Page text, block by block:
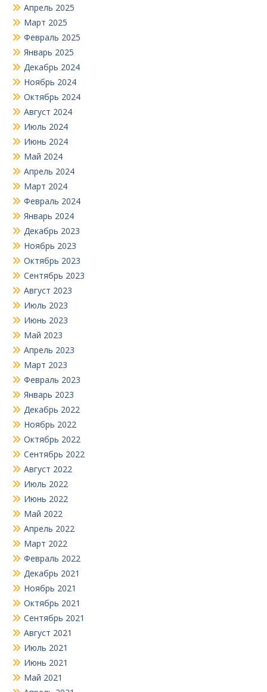
Апрель 2025
Март 2025
Февраль 2025
Январь 2025
Декабрь 2024
Ноябрь 2024
Октябрь 2024
Август 2024
Июль 2024
Июнь 2024
Май 2024
Апрель 2024
Март 2024
Февраль 2024
Январь 2024
Декабрь 2023
Ноябрь 2023
Октябрь 2023
Сентябрь 2023
Август 2023
Июль 2023
Июнь 2023
Май 2023
Апрель 2023
Март 2023
Февраль 2023
Январь 2023
Декабрь 2022
Ноябрь 2022
Октябрь 2022
Сентябрь 2022
Август 2022
Июль 2022
Июнь 2022
Май 2022
Апрель 2022
Март 2022
Февраль 2022
Декабрь 2021
Ноябрь 2021
Октябрь 2021
Сентябрь 2021
Август 2021
Июль 2021
Июнь 2021
Май 2021